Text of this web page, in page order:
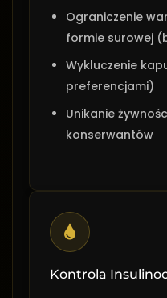
Ograniczenie
formie surowej
Wykluczenie
preferencjami)
Unikanie
konserwantów
Kontrola